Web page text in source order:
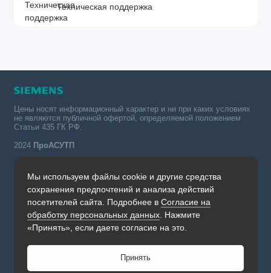
Техническая поддержка
Мы используем файлы cookie и другие средства
сохранения предпочтений и анализа действий
посетителей сайта. Подробнее в Согласие на
обработку персональных данных . Нажмите
«Принять», если даете согласие на это.
Принять
Цены носят информационный характер и ни при каких условиях
не являются публичной офертой, определяемой положением
Статьи 435 ГК РФ.
2024 ПроАСУТП
Simatic в России тел.:
+7 (342) 273-82-09
Будни, с 09.00 до 19.00